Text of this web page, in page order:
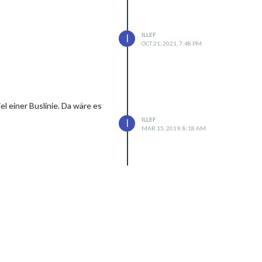
I
ILLEF
OCT 21, 2021, 7:48 PM
einer Buslinie. Da wäre es
I
ILLEF
MAR 15, 2019, 8:18 AM